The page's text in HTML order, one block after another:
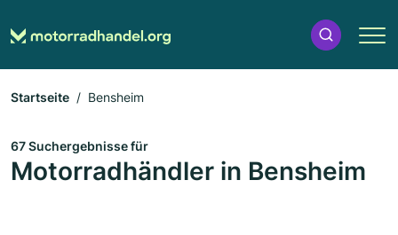
Startseite Bensheim
67 Suchergebnisse für
Motorradhändler in Bensheim